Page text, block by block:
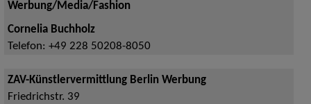
Werbung/Media/Fashion
Cornelia Buchholz
Telefon: +49 228 50208-8050
ZAV-Künstlervermittlung Berlin Werbung
Friedrichstr. 39